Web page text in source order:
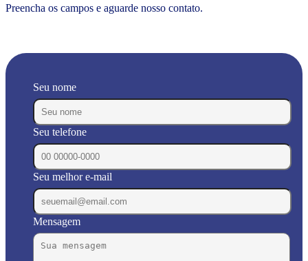
Preencha os campos e aguarde nosso contato.
Seu nome
Seu telefone
Seu melhor e-mail
Mensagem